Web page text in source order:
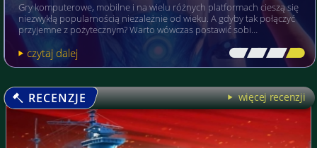
Gry komputerowe, mobilne i na wielu różnych platformach cieszą się
niezwykłą popularnością niezależnie od wieku. A gdyby tak połączyć
przyjemne z pożytecznym? Warto wówczas postawić sobi…
czytaj dalej [\ \\ \\ \]
RECENZJE więcej recenzji